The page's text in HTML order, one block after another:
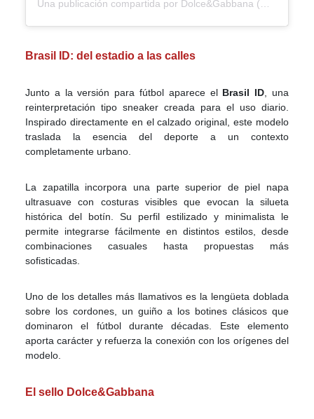
Una publicación compartida por Dolce&Gabbana (@dolcegabbana)
Brasil ID: del estadio a las calles
Junto a la versión para fútbol aparece el Brasil ID, una
reinterpretación tipo sneaker creada para el uso diario.
Inspirado directamente en el calzado original, este modelo
traslada la esencia del deporte a un contexto
completamente urbano.
La zapatilla incorpora una parte superior de piel napa
ultrasuave con costuras visibles que evocan la silueta
histórica del botín. Su perfil estilizado y minimalista le
permite integrarse fácilmente en distintos estilos, desde
combinaciones casuales hasta propuestas más
sofisticadas.
Uno de los detalles más llamativos es la lengüeta doblada
sobre los cordones, un guiño a los botines clásicos que
dominaron el fútbol durante décadas. Este elemento
aporta carácter y refuerza la conexión con los orígenes del
modelo.
El sello Dolce&Gabbana